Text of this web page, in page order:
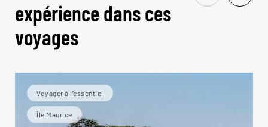
expérience dans ces
voyages
Voyager à l’essentiel
Île Maurice